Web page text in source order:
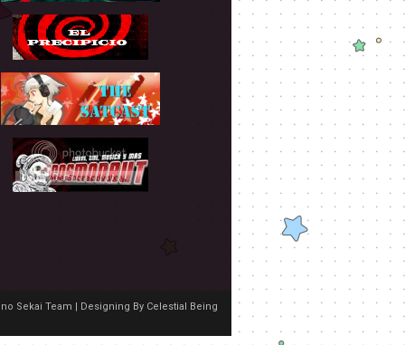
Sekai Team | Designing By Celestial Being